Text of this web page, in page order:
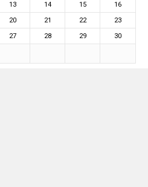
13 14 15
16
20 21 22
23
27 28 29 30